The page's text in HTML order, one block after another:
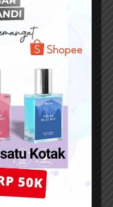
yang
untuk
Data
oleh
permanen di
kalian buat